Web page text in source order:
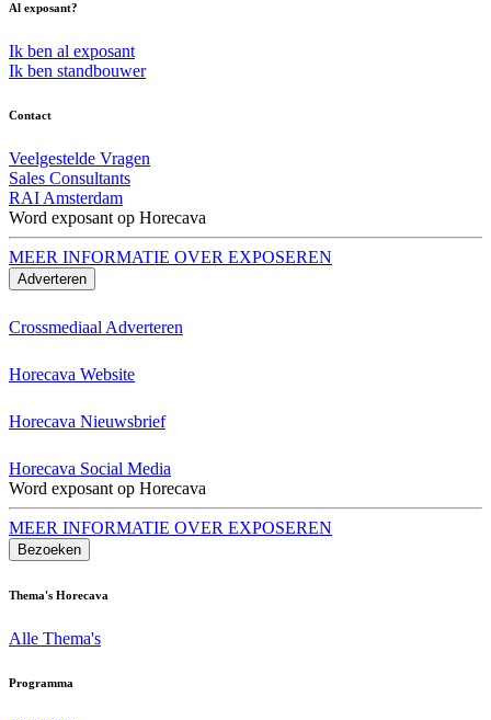
Al exposant?
Ik ben al exposant
Ik ben standbouwer
Contact
Veelgestelde Vragen
Sales Consultants
RAI Amsterdam
Word exposant op Horecava
MEER INFORMATIE OVER EXPOSEREN
Adverteren
Crossmediaal Adverteren
Horecava Website
Horecava Nieuwsbrief
Horecava Social Media
Word exposant op Horecava
MEER INFORMATIE OVER EXPOSEREN
Bezoeken
Thema's Horecava
Alle Thema's
Programma